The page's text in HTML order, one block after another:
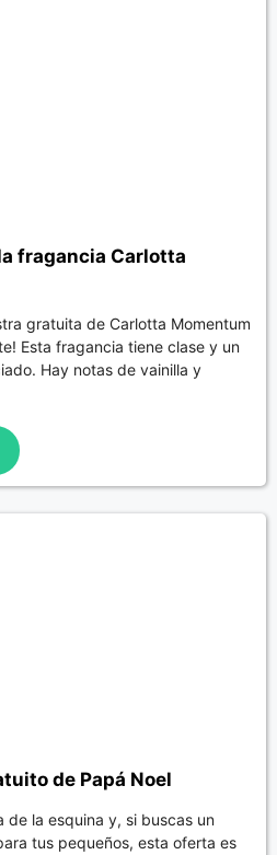
fragancia Carlotta
gratuita de Carlotta Momentum
Esta fragancia tiene clase y un
Hay notas de vainilla y
de Papá Noel
de la esquina y, si buscas un
tus pequeños, esta oferta es